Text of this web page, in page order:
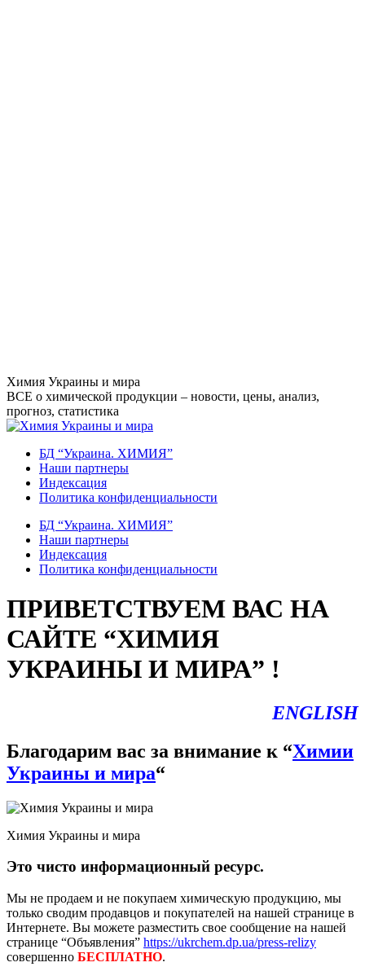
Перейти
к
содержанию
Химия Украины и мира
ВСЕ о химической продукции – новости, цены, анализ,
прогноз, статистика
БД “Украина. ХИМИЯ”
Наши партнеры
Индексация
Политика конфиденциальности
БД “Украина. ХИМИЯ”
Наши партнеры
Индексация
Политика конфиденциальности
ПРИВЕТСТВУЕМ ВАС НА
САЙТЕ “ХИМИЯ
УКРАИНЫ И МИРА” !
ENGLISH
Благодарим вас за внимание к “Химии
Украины и мира“
Химия Украины и мира
Это чисто информационный ресурс.
Мы не продаем и не покупаем химическую продукцию, мы
только сводим продавцов и покупателей на нашей странице в
Интернете. Вы можете разместить свое сообщение на нашей
странице “Объявления” https://ukrchem.dp.ua/press-relizy
совершенно БЕСПЛАТНО.